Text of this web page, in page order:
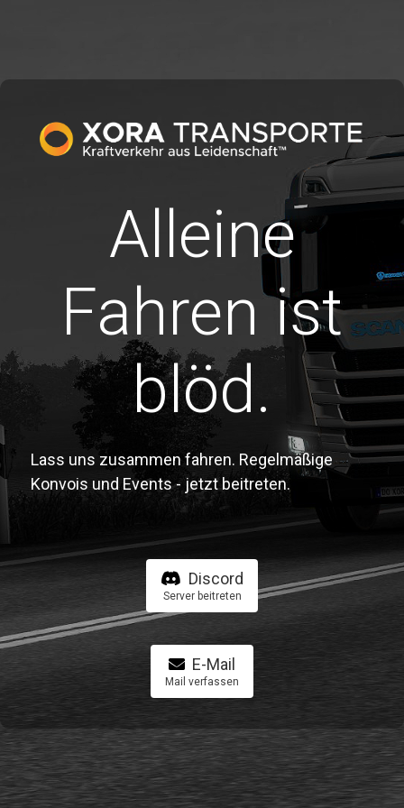
Alleine
Fahren ist
blöd.
Lass uns zusammen fahren. Regelmäßige
Konvois und Events - jetzt beitreten.
Discord
Server beitreten
E-Mail
Mail verfassen